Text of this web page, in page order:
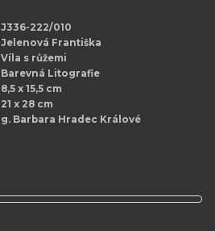
J336-222/010
Jelenová Františka
Víla s růžemi
Barevná Litografie
8,5 x 15,5 cm
21 x 28 cm
g. Barbara Hradec Králové